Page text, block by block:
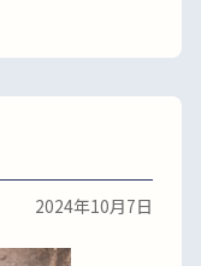
2024年10月7日